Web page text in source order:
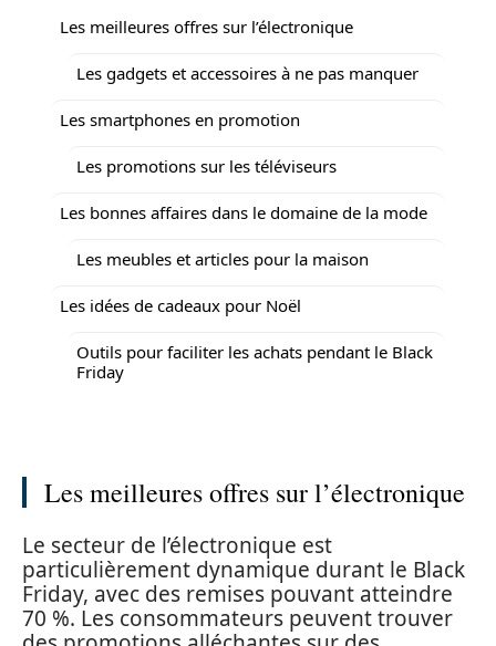
Les meilleures offres sur l’électronique
Les gadgets et accessoires à ne pas manquer
Les smartphones en promotion
Les promotions sur les téléviseurs
Les bonnes affaires dans le domaine de la mode
Les meubles et articles pour la maison
Les idées de cadeaux pour Noël
Outils pour faciliter les achats pendant le Black
Friday
Les meilleures offres sur l’électronique
Le secteur de l’électronique est
particulièrement dynamique durant le Black
Friday, avec des remises pouvant atteindre
70 %. Les consommateurs peuvent trouver